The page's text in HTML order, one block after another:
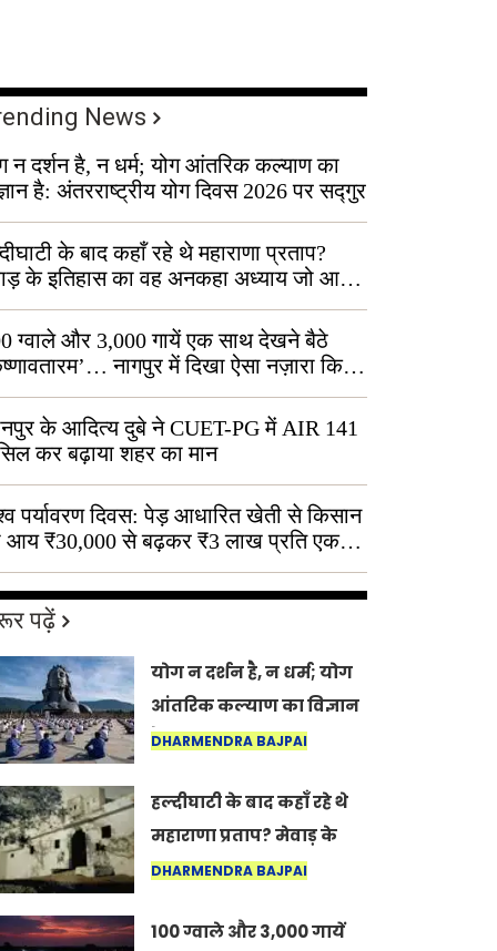
News
न दर्शन है, न धर्म; योग आंतरिक कल्याण का
है: अंतरराष्ट्रीय योग दिवस 2026 पर सद्गुर
के बाद कहाँ रहे थे महाराणा प्रताप?
के इतिहास का वह अनकहा अध्याय जो आज
में जीवित है
ग्वाले और 3,000 गायें एक साथ देखने बैठे
नागपुर में दिखा ऐसा नज़ारा कि
बोले, “ऐसा तो सिर्फ़ कृष्ण ही कर सकते हैं”
के आदित्य दुबे ने CUET-PG में AIR 141
कर बढ़ाया शहर का मान
पर्यावरण दिवस: पेड़ आधारित खेती से किसान
आय ₹30,000 से बढ़कर ₹3 लाख प्रति एकड़
पढ़ें
योग न दर्शन है, न धर्म; योग
आंतरिक कल्याण का विज्ञान
है: अंतरराष्ट्रीय योग दिवस
DHARMENDRA BAJPAI
हल्दीघाटी के बाद कहाँ रहे थे
महाराणा प्रताप? मेवाड़ के
इतिहास का वह अनकहा
में जीवित है
DHARMENDRA BAJPAI
100 ग्वाले और 3,000 गायें